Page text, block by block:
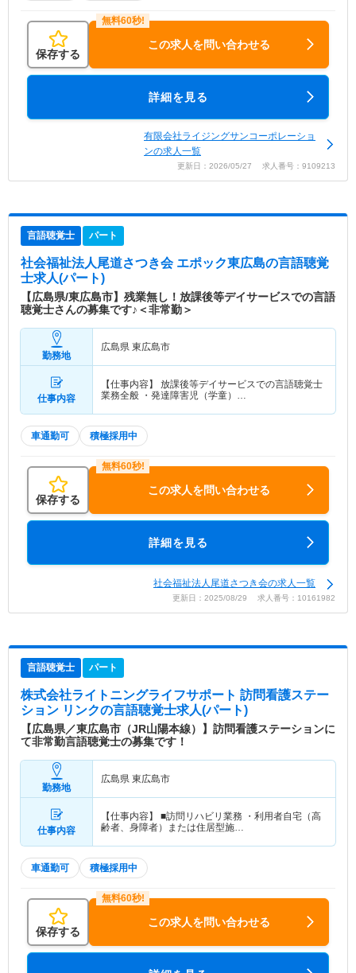
保存する
この求人を問い合わせる
詳細を見る
有限会社ライジングサンコーポレーショ
ンの求人一覧
更新日：2026/05/27 求人番号：9109213
言語聴覚士 パート
社会福祉法人尾道さつき会 エポック東広島の言語聴覚
士求人(パート)
【広島県/東広島市】残業無し！放課後等デイサービスでの言語
聴覚士さんの募集です♪＜非常勤＞
勤務地
広島県 東広島市
仕事内容
【仕事内容】 放課後等デイサービスでの言語聴覚士
業務全般 ・発達障害児（学童）…
車通勤可 積極採用中
保存する
この求人を問い合わせる
詳細を見る
社会福祉法人尾道さつき会の求人一覧
更新日：2025/08/29 求人番号：10161982
言語聴覚士 パート
株式会社ライトニングライフサポート 訪問看護ステー
ション リンクの言語聴覚士求人(パート)
【広島県／東広島市（JR山陽本線）】訪問看護ステーションに
て非常勤言語聴覚士の募集です！
勤務地
広島県 東広島市
仕事内容
【仕事内容】 ■訪問リハビリ業務 ・利用者自宅（高
齢者、身障者）または住居型施…
車通勤可 積極採用中
保存する
この求人を問い合わせる